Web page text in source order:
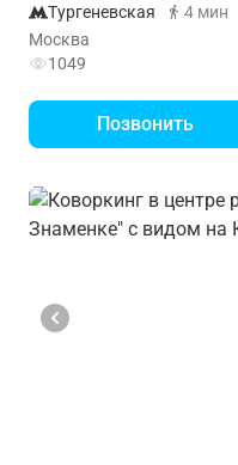
Тургеневская
4 мин
Москва
1049
Позвонить